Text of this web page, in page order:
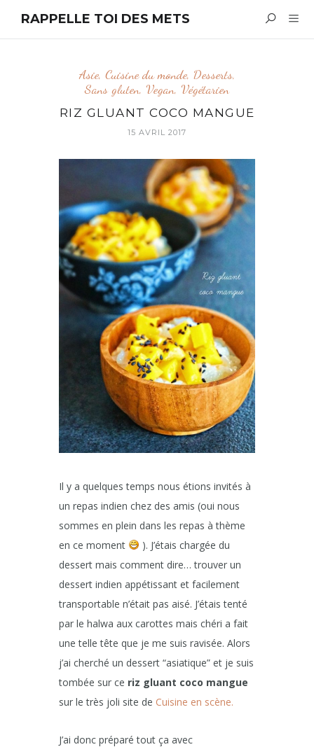
RAPPELLE TOI DES METS
Asie, Cuisine du monde, Desserts,
Sans gluten, Vegan, Végétarien
RIZ GLUANT COCO MANGUE
15 AVRIL 2017
Il y a quelques temps nous étions invités à
un repas indien chez des amis (oui nous
sommes en plein dans les repas à thème
en ce moment
). J’étais chargée du
dessert mais comment dire… trouver un
dessert indien appétissant et facilement
transportable n’était pas aisé. J’étais tenté
par le halwa aux carottes mais chéri a fait
une telle tête que je me suis ravisée. Alors
j’ai cherché un dessert “asiatique” et je suis
tombée sur ce riz gluant coco mangue
sur le très joli site de Cuisine en scène.
J’ai donc préparé tout ça avec